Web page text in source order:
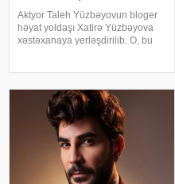
Aktyor Taleh Yüzbəyovun bloger
həyat yoldaşı Xatirə Yüzbəyova
xəstəxanaya yerləşdirilib. O, bu
qidalandım, nə düzgün yatdım.